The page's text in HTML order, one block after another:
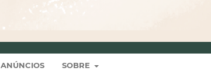
ANÚNCIOS SOBRE